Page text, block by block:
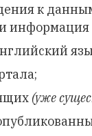
к
информация
(уже